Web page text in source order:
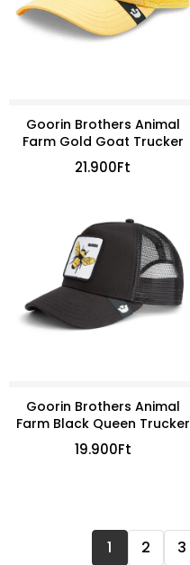
Goorin Brothers Animal
Farm Gold Goat Trucker
21.900Ft
Goorin Brothers Animal
Farm Black Queen Trucker
19.900Ft
1 2 3